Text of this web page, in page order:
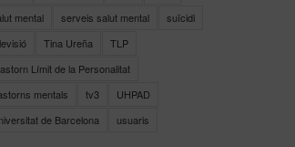
mental
serveis salut mental
suïcidi
Tina Ureña
TLP
Límit de la Personalitat
mentals
tv3
UHPAD
de Barcelona
usuaris